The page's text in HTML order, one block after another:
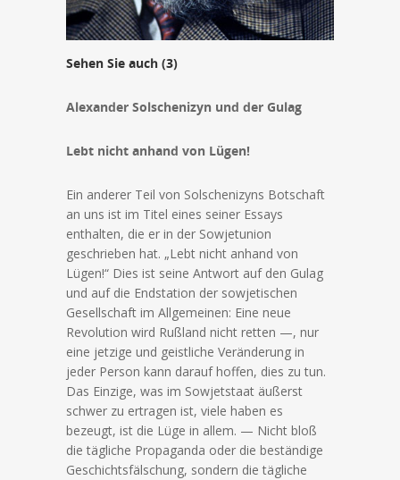
Sehen Sie auch (3)
Alexander Solschenizyn und der Gulag
Lebt nicht anhand von Lügen!
Ein anderer Teil von Solschenizyns Botschaft
an uns ist im Titel eines seiner Essays
enthalten, die er in der Sowjetunion
geschrieben hat. „Lebt nicht anhand von
Lügen!“ Dies ist seine Antwort auf den Gulag
und auf die Endstation der sowjetischen
Gesellschaft im Allgemeinen: Eine neue
Revolution wird Rußland nicht retten —, nur
eine jetzige und geistliche Veränderung in
jeder Person kann darauf hoffen, dies zu tun.
Das Einzige, was im Sowjetstaat äußerst
schwer zu ertragen ist, viele haben es
bezeugt, ist die Lüge in allem. — Nicht bloß
die tägliche Propaganda oder die beständige
Geschichtsfälschung, sondern die tägliche